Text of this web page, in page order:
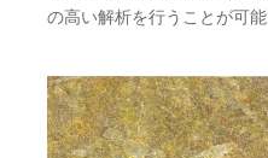
の高い解析を行うことが可能